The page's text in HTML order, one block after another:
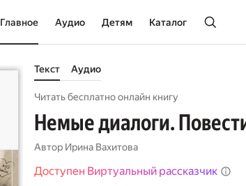
Главное Аудио Детям Каталог
Текст Аудио
Читать бесплатно онлайн книгу
Немые диалоги.
Автор Ирина Вахитова
Доступен Виртуальный рассказчик